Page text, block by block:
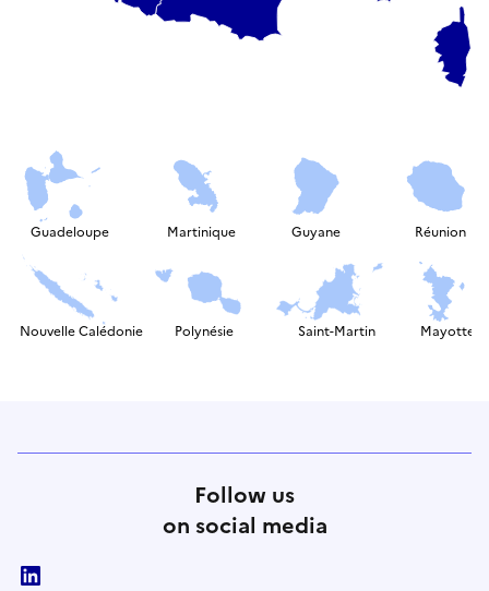
Mayotte
Saint-Martin
Guadeloupe Martinique
Nouvelle Calédonie Polynésie
Guyane Réunion
Follow us
on social media